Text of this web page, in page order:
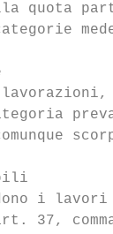
quota
i
37,